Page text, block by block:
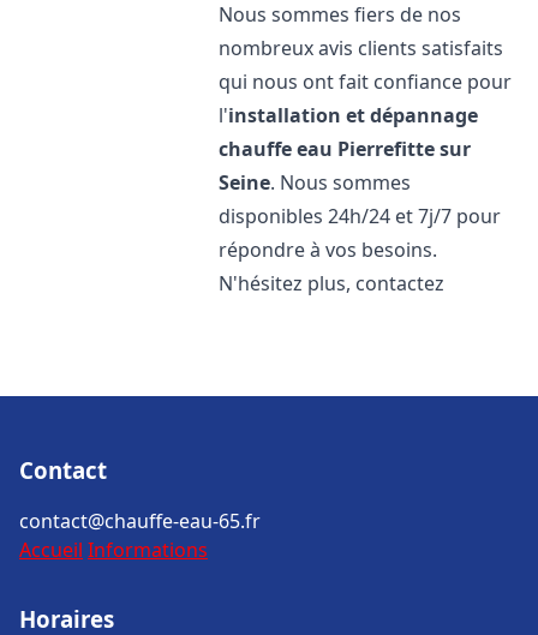
Nous sommes fiers de nos
nombreux avis clients satisfaits
qui nous ont fait confiance pour
l'installation et dépannage
chauffe eau Pierrefitte sur
Seine. Nous sommes
disponibles 24h/24 et 7j/7 pour
répondre à vos besoins.
N'hésitez plus, contactez
Contact
contact@chauffe-eau-65.fr
Accueil Informations
Horaires